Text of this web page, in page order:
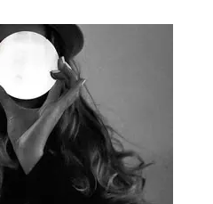
Flic UltraPan 100, 120